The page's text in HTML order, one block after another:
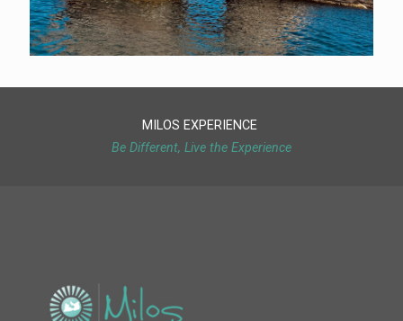
MILOS EXPERIENCE
Be Different, Live the Experience